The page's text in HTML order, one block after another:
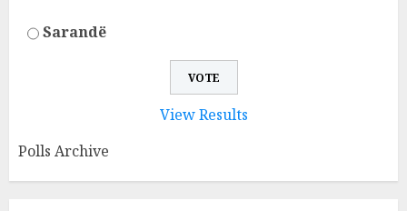
Sarandë
View Results
Polls Archive